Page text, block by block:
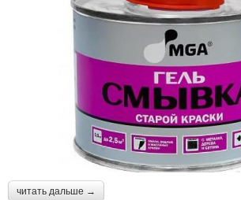
читать дальше →